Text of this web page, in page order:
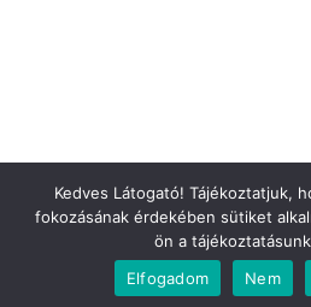
Kedves Látogató! Tájékoztatjuk,
fokozásának érdekében sütiket
ön a
Elfogadom
Nem